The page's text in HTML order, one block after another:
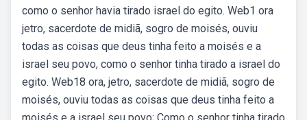
como o senhor havia tirado israel do egito. Web1 ora
jetro, sacerdote de midiã, sogro de moisés, ouviu
todas as coisas que deus tinha feito a moisés e a
israel seu povo, como o senhor tinha tirado a israel do
egito. Web18 ora, jetro, sacerdote de midiã, sogro de
moisés, ouviu todas as coisas que deus tinha feito a